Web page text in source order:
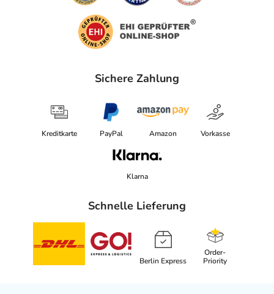
Sichere Zahlung
Kreditkarte PayPal Amazon Vorkasse
Klarna
Schnelle Lieferung
Berlin Express
Order-
Priority